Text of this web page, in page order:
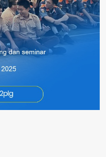
NIK
1671032502670004
NIP
196702252007011004
STAT
GTK